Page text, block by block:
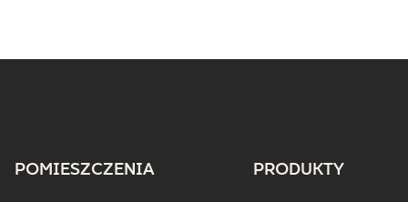
POMIESZCZENIA PRODUKTY